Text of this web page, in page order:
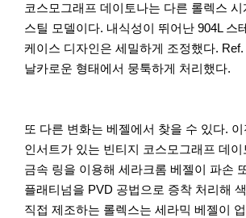
코스모그래프 데이토나는 다른 롤렉스
스틸 모델이다. 내식성이 뛰어난 904L
케이스 디자인은 세밀하게 조정했다.
날카로운 형태에서 뭉툭하게 처리했다.
또 다른 변화는 베젤에서 찾을 수 있다.
인서트가 있는 빈티지 코스모그래프 데
금속 링을 이용해 세라크롬 베젤이 파손
플래티넘을 PVD 공법으로 증착 처리해
직접 제조하는 롤렉스는 세라믹 베젤이